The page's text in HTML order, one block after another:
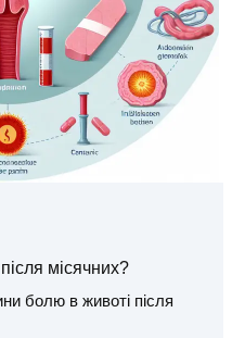
місячних?
болю в животі після